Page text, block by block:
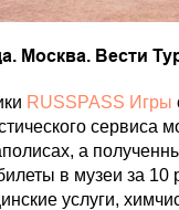
Москва. Вести
RUSSPASS Игры
сервиса
а
в музеи за 10
услуги,